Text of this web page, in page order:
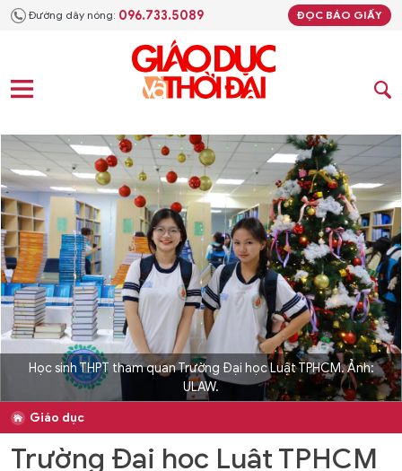
Đường dây nóng: 096.733.5089 ĐỌC BÁO GIẤY
Học sinh THPT tham quan Trường Đại học Luật TPHCM. Ảnh:
ULAW.
Giáo dục
Trường Đại học Luật TPHCM